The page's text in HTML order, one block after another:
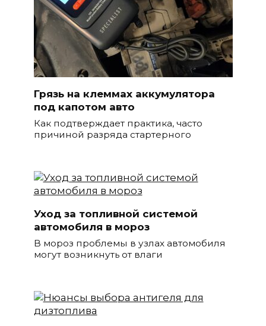
Грязь на клеммах аккумулятора
под капотом авто
Как подтверждает практика, часто
причиной разряда стартерного
Уход за топливной системой
автомобиля в мороз
В мороз проблемы в узлах автомобиля
могут возникнуть от влаги